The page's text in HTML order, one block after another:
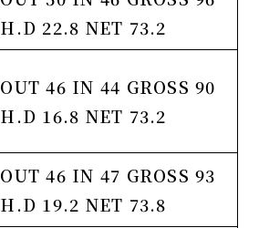
H.D 22.8 NET 73.2
OUT 46 IN 44 GROSS 90
H.D 16.8 NET 73.2
OUT 46 IN 47 GROSS 93
H.D 19.2 NET 73.8